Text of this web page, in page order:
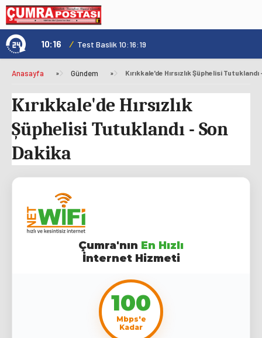
10:16 / Test Baslik 10:16:19
Anasayfa » Gündem » Kırıkkale'de Hırsızlık Şüphelisi
Kırıkkale'de Hırsızlık
Şüphelisi Tutuklandı - Son
Dakika
Çumra'nın En Hızlı
İnternet Hizmeti
100
Mbps'e
Kadar